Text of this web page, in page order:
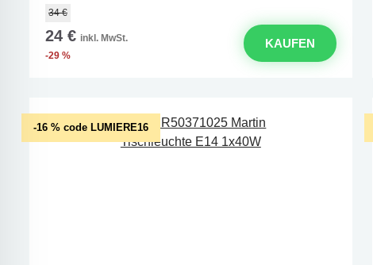
34 €
24 € inkl. MwSt.
-29 %
KAUFEN
-16 % code LUMIERE16